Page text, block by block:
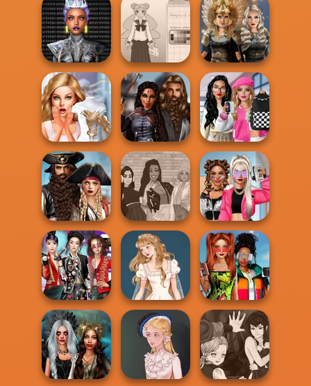
Pixie Friends
Manga Creator
World Of
Fantasy...
Greek Gods
Cyber Chic
Makeover
Queens
School Girl Dress
Up V3
Norse
Goddesses
Bridezilla: Prank
The Bride
Medieval
Princesses
Bab's Back to
School Style
Cha...
Romance Of The
Seven Seas
Pira...
The Fly Squad:
#squadgoals
BFFs Vs Bullies:
Fashion Rival...
K-Pop Girls Dress
Up Challenge
Wedding Dress
Design 2
Babs And
Friends Love
Match Pr...